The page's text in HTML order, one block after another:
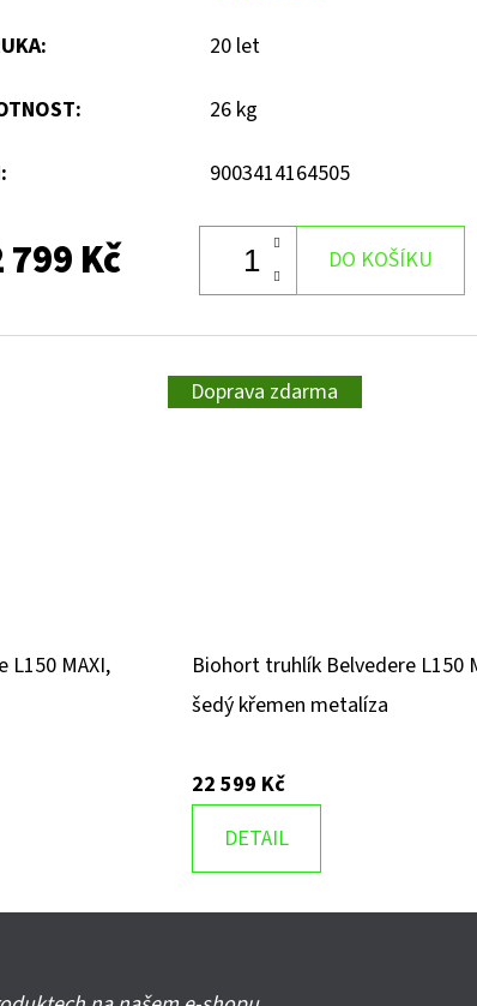
: 20 let
: 26 kg
: 9003414164505
799 Kč DO KOŠÍKU
MAXI,
Doprava zdarma
Biohort truhlík Belvedere L150
šedý křemen metalíza
22 599 Kč
DETAIL